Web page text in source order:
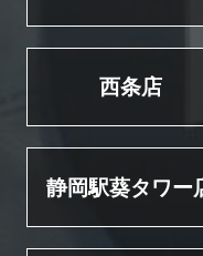
西条店
静岡駅葵タワー